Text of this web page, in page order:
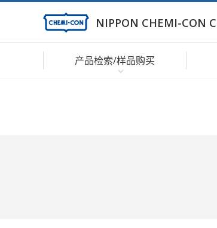
NIPPON CHEMI-CON
产品检索/样品购买